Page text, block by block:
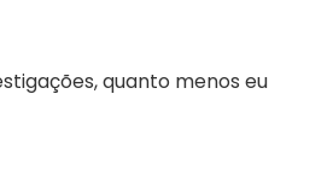
quanto menos eu